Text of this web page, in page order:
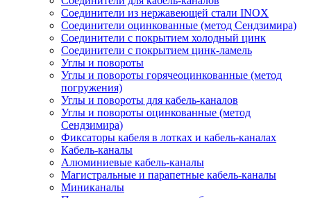
Соединители из нержавеющей стали INOX
Соединители оцинкованные (метод Сендзимира)
Соединители с покрытием холодный цинк
Соединители с покрытием цинк-ламель
Углы и повороты
Углы и повороты горячеоцинкованные (метод
погружения)
Углы и повороты для кабель-каналов
Углы и повороты оцинкованные (метод
Сендзимира)
Фиксаторы кабеля в лотках и кабель-каналах
Кабель-каналы
Алюминиевые кабель-каналы
Магистральные и парапетные кабель-каналы
Миниканалы